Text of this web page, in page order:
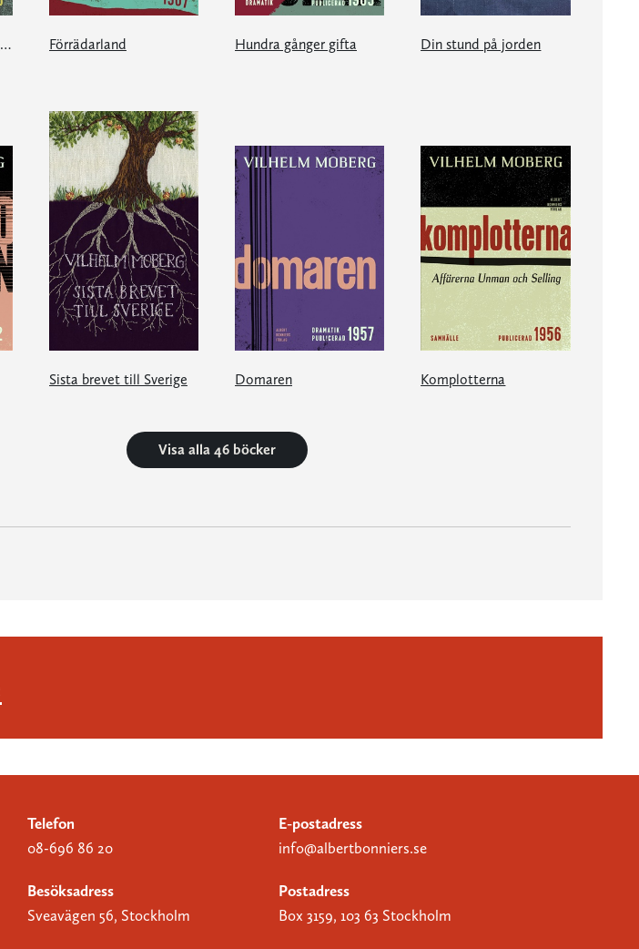
Berättelser ur min levnad Förrädarland Hundra gånger gifta Din stund på jorden
Sista brevet till Sverige Domaren Komplotterna
Visa alla 46 böcker
Telefon
08-696 86 20
E-postadress
info@albertbonniers.se
Besöksadress
Sveavägen 56, Stockholm
Postadress
Box 3159, 103 63 Stockholm